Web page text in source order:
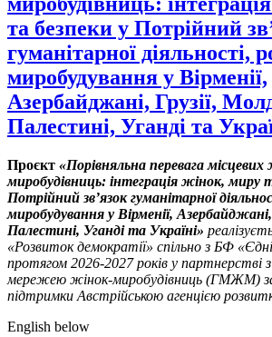
та безпеки у Потрійний
гуманітарної діяльності,
миробудування у Вірменії,
Азербайджані, Грузії,
Палестині, Уганді та
Проєкт «Порівняльна перевага місцевих
миробудівниць: інтеграція жінок, миру
Потрійний зв’язок гуманітарної
миробудування у Вірменії, Азербайджані,
Палестині, Уганді та Україні»
«Розвиток демократії» спільно з БФ
протягом 2026-2027 років у партнерстві
мережею жінок-миробудівниць (ГМЖМ) за
підтримки Австрійською агенцією
English below